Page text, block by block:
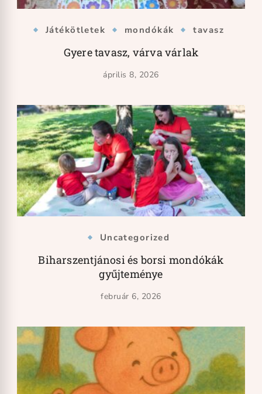
Játékötletek mondókák tavasz
Gyere tavasz, várva várlak
április 8, 2026
Uncategorized
Biharszentjánosi és borsi mondókák
gyűjteménye
február 6, 2026